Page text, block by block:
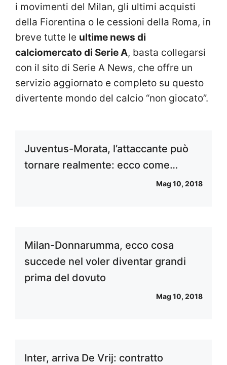
i movimenti del Milan, gli ultimi acquisti
della Fiorentina o le cessioni della Roma, in
breve tutte le ultime news di
calciomercato di Serie A, basta collegarsi
con il sito di Serie A News, che offre un
servizio aggiornato e completo su questo
divertente mondo del calcio “non giocato”.
Juventus-Morata, l’attaccante può
tornare realmente: ecco come…
Mag 10, 2018
Milan-Donnarumma, ecco cosa
succede nel voler diventar grandi
prima del dovuto
Mag 10, 2018
Inter, arriva De Vrij: contratto